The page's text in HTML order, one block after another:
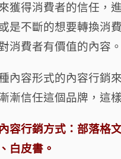
獲得消費者的信任，
是不斷的想要轉換消
消費者有價值的內容。
內容形式的內容行銷
漸信任這個品牌，這
容行銷方式：部落格
白皮書。